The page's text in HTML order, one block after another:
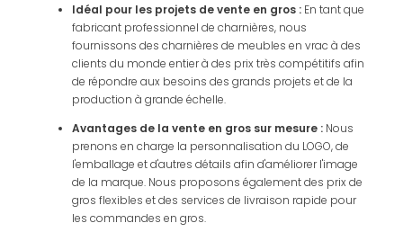
Idéal pour les projets de vente en gros : En tant que
fabricant professionnel de charnières, nous
fournissons des charnières de meubles en vrac à des
clients du monde entier à des prix très compétitifs afin
de répondre aux besoins des grands projets et de la
production à grande échelle.
Avantages de la vente en gros sur mesure : Nous
prenons en charge la personnalisation du LOGO, de
l'emballage et d'autres détails afin d'améliorer l'image
de la marque. Nous proposons également des prix de
gros flexibles et des services de livraison rapide pour
les commandes en gros.